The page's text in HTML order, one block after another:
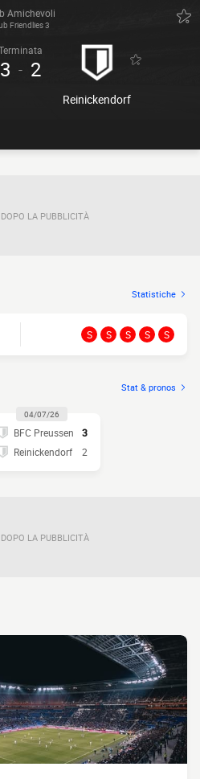
Amichevoli
Friendlies 3
3 - 2
Reinickendorf
LA PUBBLICITÀ
Statistiche
S S S S S
Stat & pronos
04/07/26
BFC Preussen
3
Reinickendorf
2
LA PUBBLICITÀ